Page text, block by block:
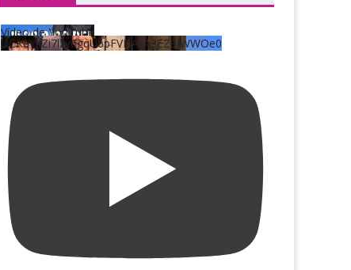
Vídeo de YouTube
UCKqYjiZi7lzy6gqU6pFVFiA_A3EZ9JWWOe0